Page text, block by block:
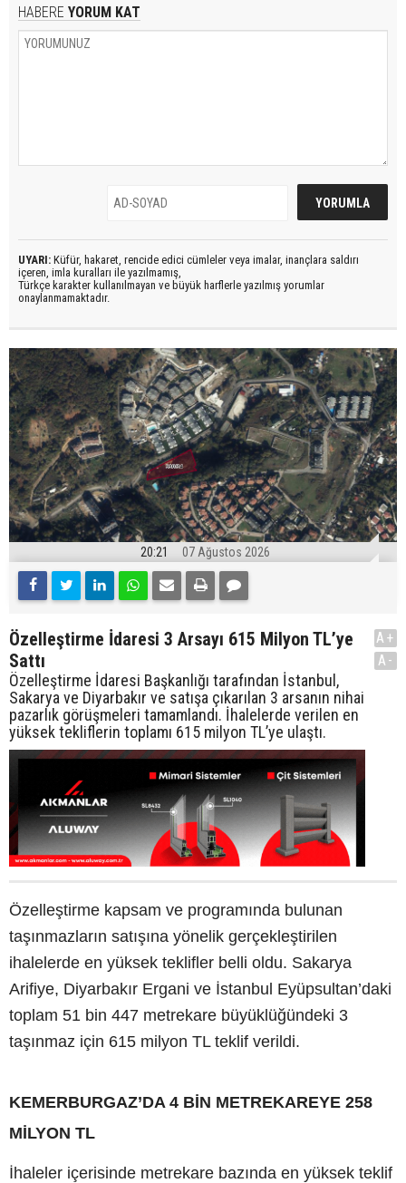
HABERE YORUM KAT
UYARI: Küfür, hakaret, rencide edici cümleler veya imalar, inançlara saldırı
içeren, imla kuralları ile yazılmamış,
Türkçe karakter kullanılmayan ve büyük harflerle yazılmış yorumlar
onaylanmamaktadır.
20:21 07 Ağustos 2026
Özelleştirme İdaresi 3 Arsayı 615 Milyon TL’ye
Sattı
Özelleştirme İdaresi Başkanlığı tarafından İstanbul,
Sakarya ve Diyarbakır ve satışa çıkarılan 3 arsanın nihai
pazarlık görüşmeleri tamamlandı. İhalelerde verilen en
yüksek tekliflerin toplamı 615 milyon TL’ye ulaştı.
A+
A-
Özelleştirme kapsam ve programında bulunan
taşınmazların satışına yönelik gerçekleştirilen
ihalelerde en yüksek teklifler belli oldu. Sakarya
Arifiye, Diyarbakır Ergani ve İstanbul Eyüpsultan’daki
toplam 51 bin 447 metrekare büyüklüğündeki 3
taşınmaz için 615 milyon TL teklif verildi.
KEMERBURGAZ’DA 4 BİN METREKAREYE 258
MİLYON TL
İhaleler içerisinde metrekare bazında en yüksek teklif